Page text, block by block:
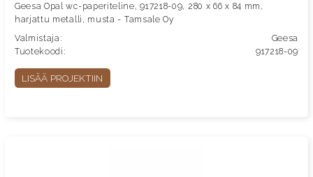
Geesa Opal wc-paperiteline, 917218-09, 280 x 66 x 84 mm,
harjattu metalli, musta - Tamsale Oy
Valmistaja:
Geesa
Tuotekoodi:
917218-09
LISÄÄ PROJEKTIIN